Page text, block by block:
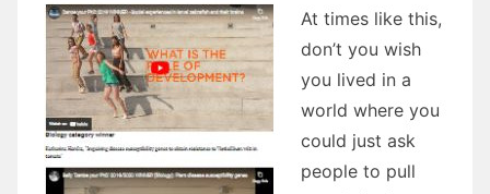
At times like this,
don’t you wish
you lived in a
world where you
could just ask
people to pull